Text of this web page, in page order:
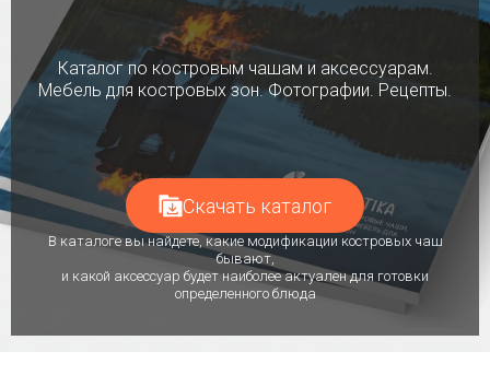
Каталог по костровым чашам и аксессуарам.
Мебель для костровых зон. Фотографии. Рецепты.
Скачать каталог
В каталоге вы найдете, какие модификации костровых чаш
бывают,
и какой аксессуар будет наиболее актуален для готовки
определенного блюда